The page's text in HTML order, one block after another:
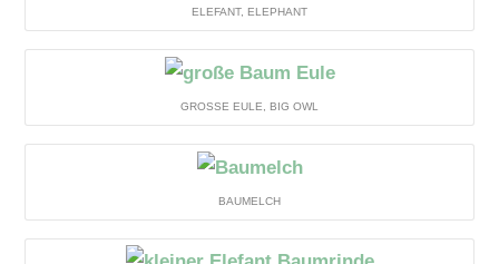
ELEFANT, ELEPHANT
GROSSE EULE, BIG OWL
BAUMELCH